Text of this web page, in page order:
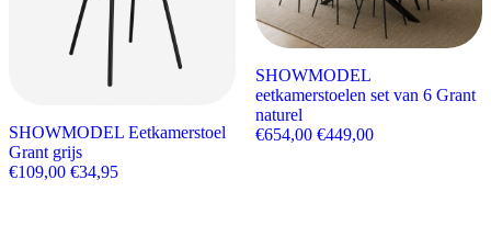
SHOWMODEL Eetkamerstoel
Grant grijs
€109,00 Oorspronkelijke prijs was: €109,00.
€34,95Huidige prijs is: €34,95.
SHOWMODEL
eetkamerstoelen set van 6 Grant
naturel
€654,00 Oorspronkelijke prijs
€449,00Huidige prijs is: